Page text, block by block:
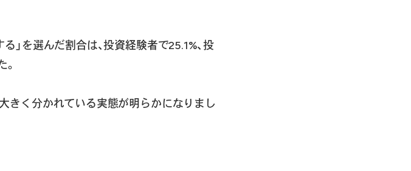
」を選んだ割合は、投資経験者で25.1%、投
きく分かれている実態が明らかになりまし